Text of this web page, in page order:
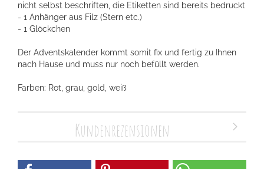
nicht selbst beschriften, die Etiketten sind bereits bedruckt
- 1 Anhänger aus Filz (Stern etc.)
- 1 Glöckchen
Der Adventskalender kommt somit fix und fertig zu Ihnen
nach Hause und muss nur noch befüllt werden.
Farben: Rot, grau, gold, weiß
Kundenrezensionen